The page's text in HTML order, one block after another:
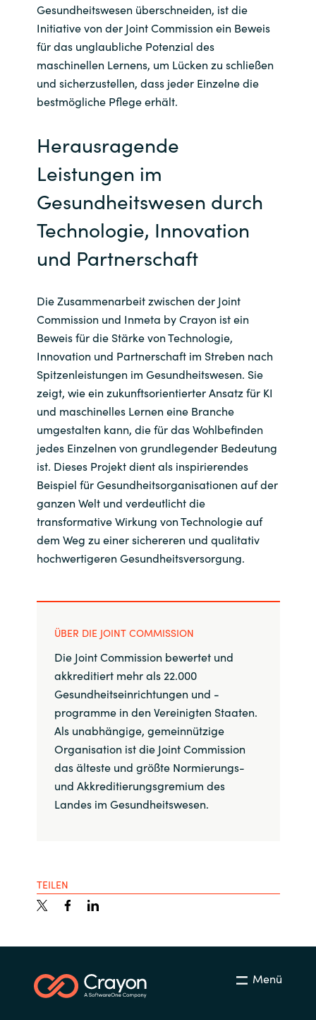
Gesundheitswesen überschneiden, ist die
Initiative von der Joint Commission ein Beweis
für das unglaubliche Potenzial des
maschinellen Lernens, um Lücken zu schließen
und sicherzustellen, dass jeder Einzelne die
bestmögliche Pflege erhält.
Herausragende
Leistungen im
Gesundheitswesen durch
Technologie, Innovation
und Partnerschaft
Die Zusammenarbeit zwischen der Joint
Commission und Inmeta by Crayon ist ein
Beweis für die Stärke von Technologie,
Innovation und Partnerschaft im Streben nach
Spitzenleistungen im Gesundheitswesen. Sie
zeigt, wie ein zukunftsorientierter Ansatz für KI
und maschinelles Lernen eine Branche
umgestalten kann, die für das Wohlbefinden
jedes Einzelnen von grundlegender Bedeutung
ist. Dieses Projekt dient als inspirierendes
Beispiel für Gesundheitsorganisationen auf der
ganzen Welt und verdeutlicht die
transformative Wirkung von Technologie auf
dem Weg zu einer sichereren und qualitativ
hochwertigeren Gesundheitsversorgung.
ÜBER DIE JOINT COMMISSION
Die Joint Commission bewertet und
akkreditiert mehr als 22.000
Gesundheitseinrichtungen und -
programme in den Vereinigten Staaten.
Als unabhängige, gemeinnützige
Organisation ist die Joint Commission
das älteste und größte Normierungs-
und Akkreditierungsgremium des
Landes im Gesundheitswesen.
TEILEN
Menü